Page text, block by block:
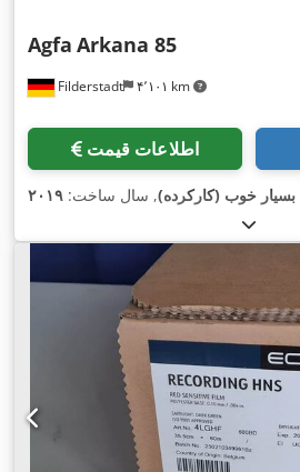
Filderstadt ۴٬۱۰۱ km
Agfa Arkana 85
اطلاعات قیمت
بسیار خوب (کارکرده), سال ساخت: ۲۰۱۹